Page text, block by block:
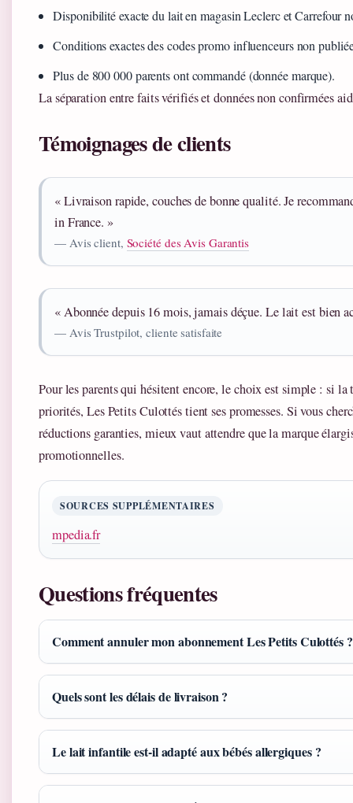
Disponibilité exacte du lait en magasin Leclerc et Carrefour
Conditions exactes des codes promo influenceurs non
Plus de 800 000 parents ont commandé (donnée marque).
La séparation entre faits vérifiés et données non confirmées
Témoignages de clients
« Livraison rapide, couches de bonne qualité. Je
in France. »
— Avis client, Société des Avis Garantis
« Abonnée depuis 16 mois, jamais déçue. Le lait est bien
— Avis Trustpilot, cliente satisfaite
Pour les parents qui hésitent encore, le choix est simple : si
priorités, Les Petits Culottés tient ses promesses. Si vous
réductions garanties, mieux vaut attendre que la marque
promotionnelles.
SOURCES SUPPLÉMENTAIRES
mpedia.fr
Questions fréquentes
Comment annuler mon abonnement Les Petits Culottés ?
Quels sont les délais de livraison ?
Le lait infantile est-il adapté aux bébés allergiques ?